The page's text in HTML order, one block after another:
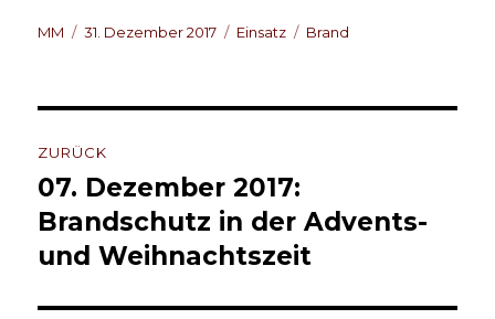
Autor
MM
Veröffentlicht
31. Dezember 2017 Kategorien
Einsatz Schlagwörter
Brand
ZURÜCK
Vorheriger
Beitrag:
07. Dezember 2017:
Brandschutz in der Advents-
und Weihnachtszeit